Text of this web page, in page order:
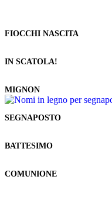
FIOCCHI NASCITA
IN SCATOLA!
MIGNON
SEGNAPOSTO
BATTESIMO
COMUNIONE